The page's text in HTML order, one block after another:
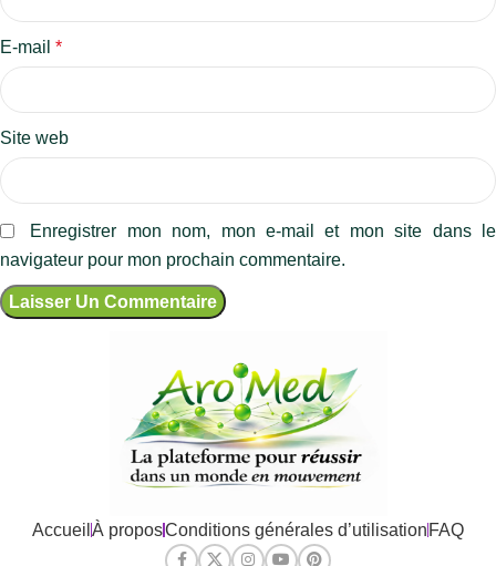
E-mail *
Site web
Enregistrer mon nom, mon e-mail et mon site dans le
navigateur pour mon prochain commentaire.
Accueil À proposConditions générales d’utilisation FAQ